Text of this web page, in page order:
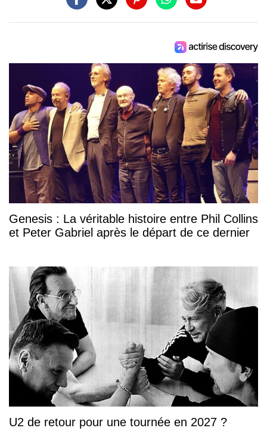
Genesis : La véritable histoire entre Phil Collins
et Peter Gabriel après le départ de ce dernier
U2 de retour pour une tournée en 2027 ?